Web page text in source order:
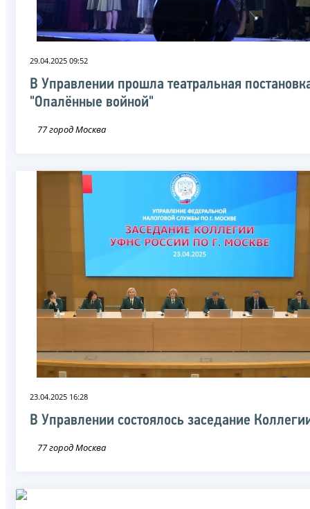
29.04.2025 09:52
В Управлении прошла театральная
"Опалённые войной"
77 город Москва
23.04.2025 16:28
В Управлении состоялось заседание
77 город Москва